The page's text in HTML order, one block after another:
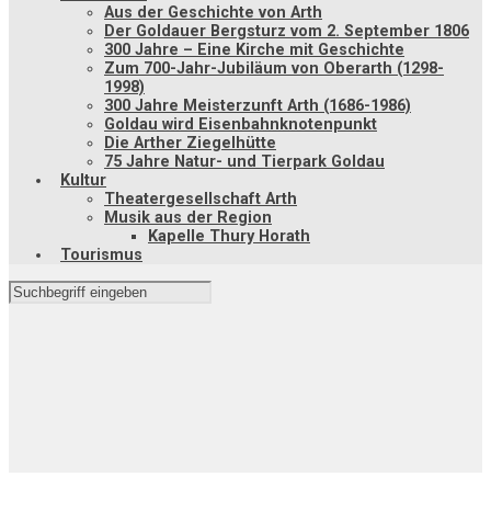
Aus der Geschichte von Arth
Der Goldauer Bergsturz vom 2. September 1806
300 Jahre – Eine Kirche mit Geschichte
Zum 700-Jahr-Jubiläum von Oberarth (1298-
1998)
300 Jahre Meisterzunft Arth (1686-1986)
Goldau wird Eisenbahnknotenpunkt
Die Arther Ziegelhütte
75 Jahre Natur- und Tierpark Goldau
Kultur
Theatergesellschaft Arth
Musik aus der Region
Kapelle Thury Horath
Tourismus